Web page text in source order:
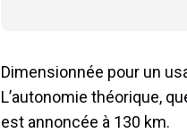
Dimensionnée pour un
L’autonomie théorique,
est annoncée à 130 km.